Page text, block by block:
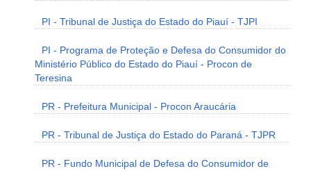
PI - Tribunal de Justiça do Estado do Piauí - TJPI
PI - Programa de Proteção e Defesa do Consumidor do
Ministério Público do Estado do Piauí - Procon de
Teresina
PR - Prefeitura Municipal - Procon Araucária
PR - Tribunal de Justiça do Estado do Paraná - TJPR
PR - Fundo Municipal de Defesa do Consumidor de